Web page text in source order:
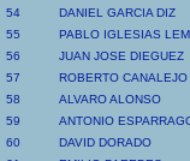
54
DANIEL GARCIA DIZ
55
PABLO IGLESIAS
56
JUAN JOSE DIEGUEZ
57
ROBERTO
58
ALVARO ALONSO
59
ANTONIO
60
DAVID DORADO